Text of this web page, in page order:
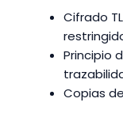
Cifrado
Principio
Copias